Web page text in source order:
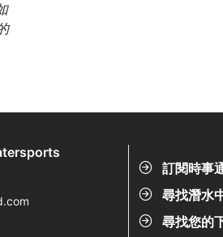
訂閱時事
尋找潛水
尋找您的